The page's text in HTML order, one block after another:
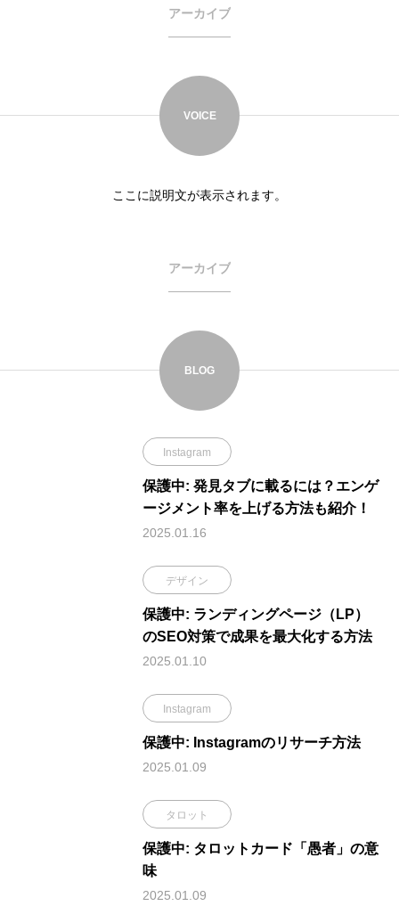
アーカイブ
VOICE
ここに説明文が表示されます。
アーカイブ
BLOG
Instagram
保護中: 発見タブに載るには？エンゲ
ージメント率を上げる方法も紹介！
2025.01.16
デザイン
保護中: ランディングページ（LP）
のSEO対策で成果を最大化する方法
2025.01.10
Instagram
保護中: Instagramのリサーチ方法
2025.01.09
タロット
保護中: タロットカード「愚者」の意
味
2025.01.09